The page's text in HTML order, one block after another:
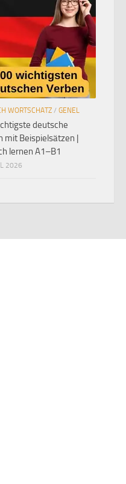
WORTSCHATZ / GENEL
deutsche
mit Beispielsätzen |
lernen A1–B1
2026